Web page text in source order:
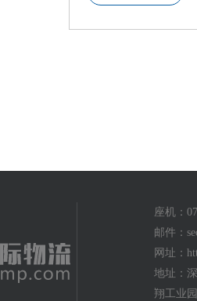
放行——提货——正式
座机：
邮件：
网址：
地址：
翔工业